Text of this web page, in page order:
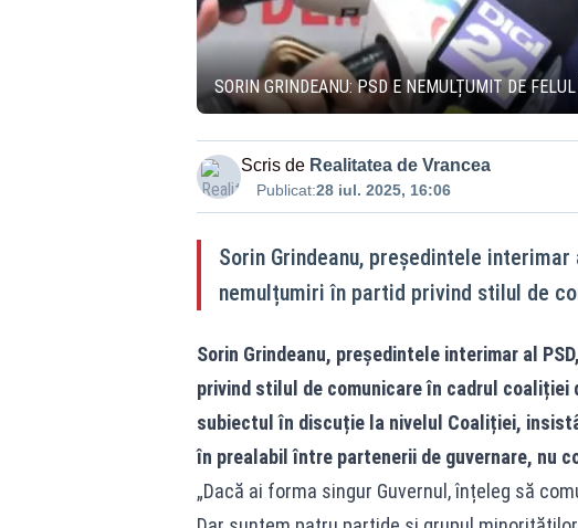
SORIN GRINDEANU: PSD E NEMULȚUMIT DE
Scris de Realitatea de Vrancea
Publicat:28 iul. 2025, 16:06
Sorin Grindeanu, președintele
nemulțumiri în partid privind stilul de
Sorin Grindeanu, președintele interimar al
privind stilul de comunicare în cadrul coaliției
subiectul în discuție la nivelul Coaliției,
în prealabil între partenerii de guvernare, nu
„Dacă ai forma singur Guvernul, înțeleg să